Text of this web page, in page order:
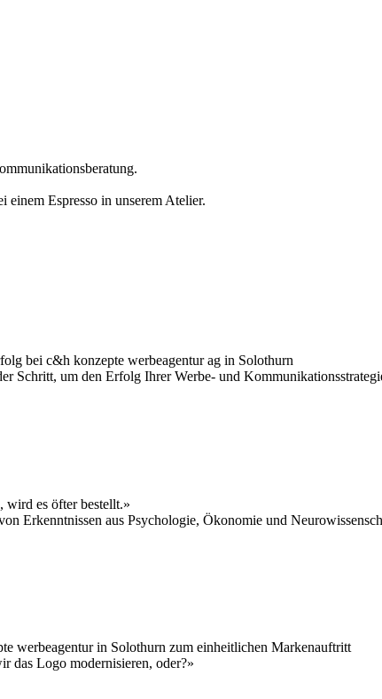
Espresso in unserem Atelier.
bei c&h konzepte werbeagentur ag in Solothurn
Schritt, um den Erfolg Ihrer Werbe- und
wird es öfter bestellt.»
Erkenntnissen aus Psychologie, Ökonomie und
werbeagentur in Solothurn zum einheitlichen Markenauftritt
das Logo modernisieren, oder?»